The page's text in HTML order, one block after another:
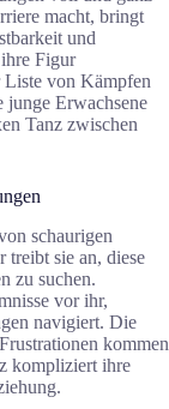
macht, bringt
und
Figur
Liste von Kämpfen
junge Erwachsene
Tanz zwischen
schaurigen
treibt sie an, diese
zu suchen.
vor ihr,
navigiert. Die
kommen
kompliziert ihre